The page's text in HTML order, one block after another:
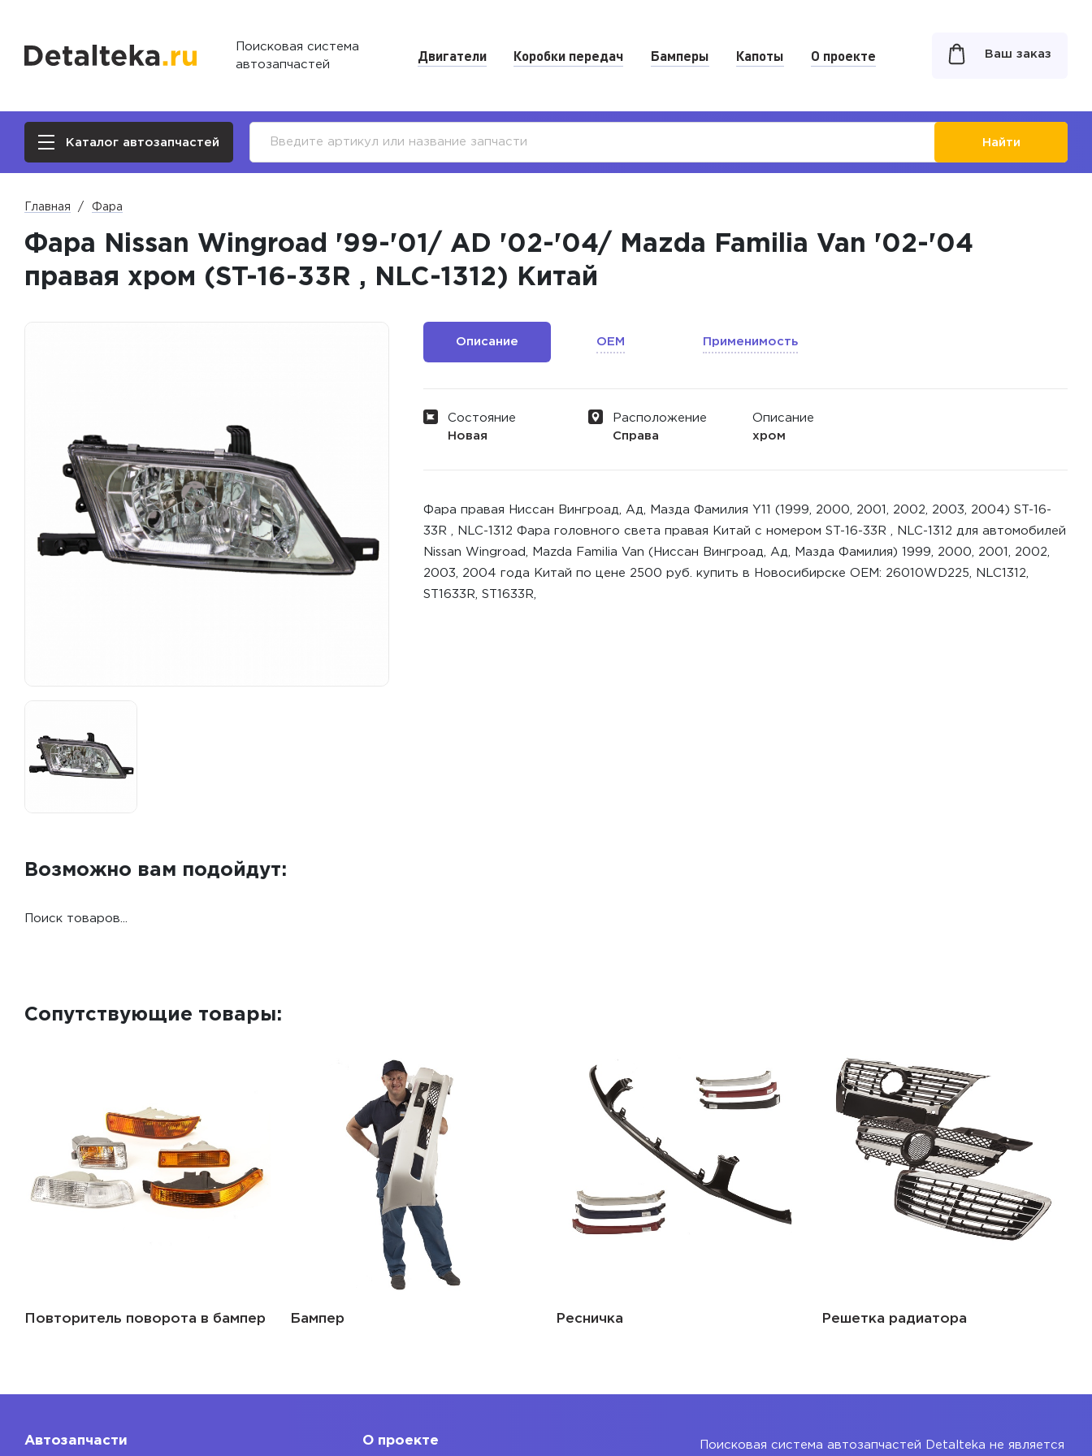
Поисковая система
автозапчастей
Двигатели Коробки передач Бамперы Капоты О проекте Ваш заказ
Каталог автозапчастей Найти
Главная Фара
Фара Nissan Wingroad '99-'01/ AD '02-'04/ Mazda Familia Van '02-'04
правая хром (ST-16-33R , NLC-1312) Китай
Описание OEM Применимость
Состояние
Новая
Расположение
Справа
Описание
хром
Фара правая Ниссан Вингроад, Ад, Мазда Фамилия Y11 (1999, 2000, 2001, 2002, 2003, 2004) ST-16-
33R , NLC-1312 Фара головного света правая Китай с номером ST-16-33R , NLC-1312 для автомобилей
Nissan Wingroad, Mazda Familia Van (Ниссан Вингроад, Ад, Мазда Фамилия) 1999, 2000, 2001, 2002,
2003, 2004 года Китай по цене 2500 руб. купить в Новосибирске ОЕМ: 26010WD225, NLC1312,
ST1633R, ST1633R,
Возможно вам подойдут:
Поиск товаров...
Сопутствующие товары:
Повторитель поворота в бампер Бампер Ресничка Решетка радиатора
Автозапчасти О проекте Поисковая система автозапчастей Detalteka не является